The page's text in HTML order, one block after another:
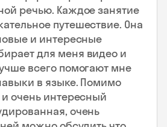
речью. Каждое занятие
путешествие. Она
и интересные
для меня видео и
всего помогают мне
в языке. Помимо
очень интересный
очень